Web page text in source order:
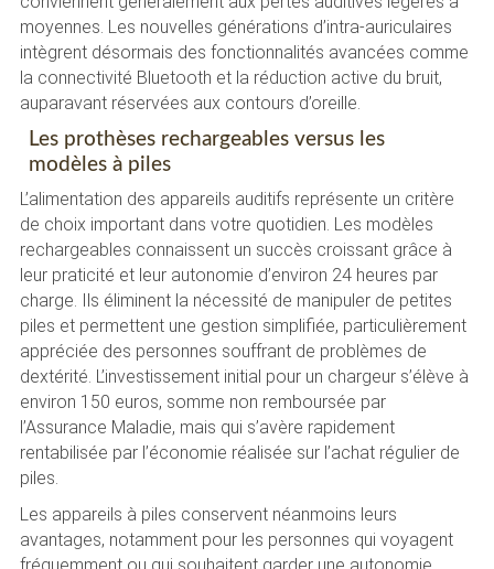
moyennes. Les nouvelles générations d’intra-auriculaires
intègrent désormais des fonctionnalités avancées comme
la connectivité Bluetooth et la réduction active du bruit,
auparavant réservées aux contours d’oreille.
Les prothèses rechargeables versus les
modèles à piles
L’alimentation des appareils auditifs représente un critère
de choix important dans votre quotidien. Les modèles
rechargeables connaissent un succès croissant grâce à
leur praticité et leur autonomie d’environ 24 heures par
charge. Ils éliminent la nécessité de manipuler de petites
piles et permettent une gestion simplifiée, particulièrement
appréciée des personnes souffrant de problèmes de
dextérité. L’investissement initial pour un chargeur s’élève à
environ 150 euros, somme non remboursée par
l’Assurance Maladie, mais qui s’avère rapidement
rentabilisée par l’économie réalisée sur l’achat régulier de
piles.
Les appareils à piles conservent néanmoins leurs
avantages, notamment pour les personnes qui voyagent